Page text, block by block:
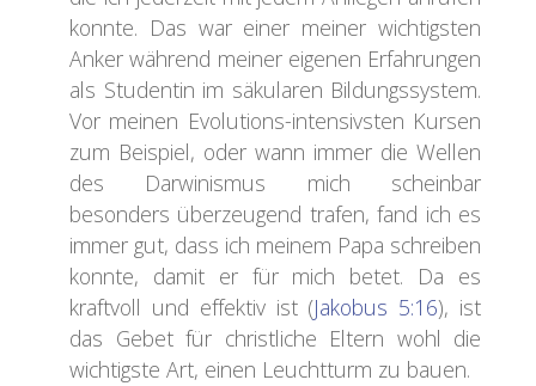
konnte. Das war einer meiner wichtigsten
Anker während meiner eigenen Erfahrungen
als Studentin im säkularen Bildungssystem.
Vor meinen Evolutions-intensivsten Kursen
zum Beispiel, oder wann immer die Wellen
des Darwinismus mich scheinbar
besonders überzeugend trafen, fand ich es
immer gut, dass ich meinem Papa schreiben
konnte, damit er für mich betet. Da es
kraftvoll und effektiv ist (Jakobus 5:16), ist
das Gebet für christliche Eltern wohl die
wichtigste Art, einen Leuchtturm zu bauen.